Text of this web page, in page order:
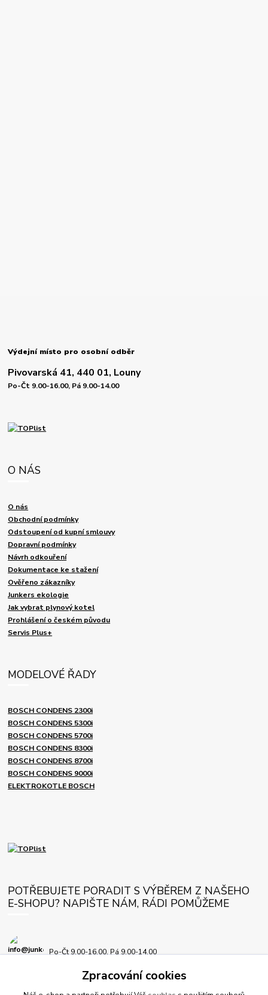
Výdejní místo pro osobní odběr
Pivovarská 41, 440 01, Louny
Po-Čt 9.00-16.00, Pá 9.00-14.00
O NÁS
O nás
Obchodní podmínky
Odstoupení od kupní smlouvy
Dopravní podmínky
Návrh odkouření
Dokumentace ke stažení
Ověřeno zákazníky
Junkers ekologie
Jak vybrat plynový kotel
Prohlášení o českém původu
Servis Plus+
MODELOVÉ ŘADY
BOSCH CONDENS 2300i
BOSCH CONDENS 5300i
BOSCH CONDENS 5700i
BOSCH CONDENS 8300i
BOSCH CONDENS 8700i
BOSCH CONDENS 9000i
ELEKTROKOTLE BOSCH
POTŘEBUJETE PORADIT S VÝBĚREM Z NAŠEHO
E-SHOPU? NAPIŠTE NÁM, RÁDI POMŮŽEME
Po-Čt 9.00-16.00, Pá 9.00-14.00
Zpracování cookies